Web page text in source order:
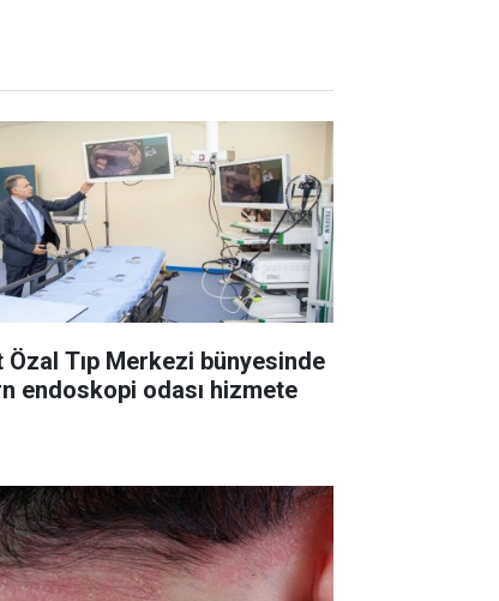
Özal Tıp Merkezi bünyesinde
endoskopi odası hizmete